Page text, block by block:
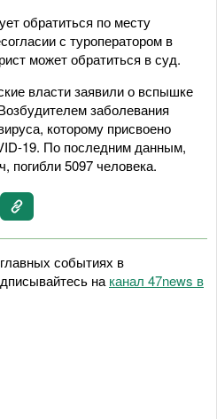
обратиться по месту
с туроператором в
может обратиться в суд.
власти заявили о вспышке
заболевания
которому присвоено
19. По последним данным,
погибли 5097 человека.
событиях в
на канал 47news в